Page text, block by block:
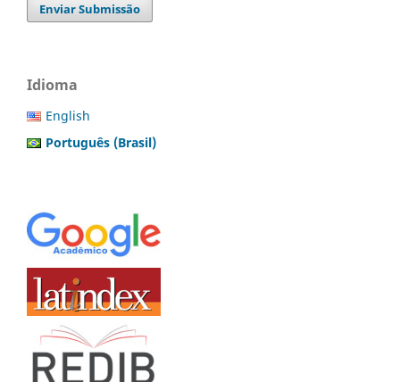
Enviar Submissão
Idioma
English
Português (Brasil)